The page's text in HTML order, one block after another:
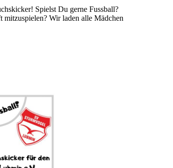
Spielst Du gerne Fussball?
Wir laden alle Mädchen